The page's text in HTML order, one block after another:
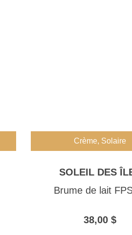
Crème, Solaire
SOLEIL DES
Brume de lait
38,00$